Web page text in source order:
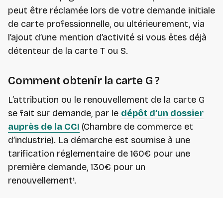
peut être réclamée lors de votre demande initiale
de carte professionnelle, ou ultérieurement, via
l’ajout d’une mention d’activité si vous êtes déjà
détenteur de la carte T ou S.
Comment obtenir la carte G ?
L’attribution ou le renouvellement de la carte G
se fait sur demande, par le dépôt d’un dossier
auprès de la CCI (Chambre de commerce et
d’industrie). La démarche est soumise à une
tarification réglementaire de 160€ pour une
première demande, 130€ pour un
renouvellement¹.